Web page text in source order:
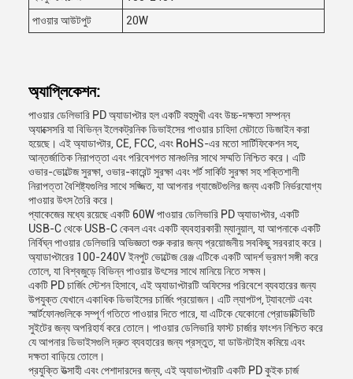
পাওয়ার আউটপুট
20W
অ্যাপ্লিকেশন:
পাওয়ার ডেলিভারি PD অ্যাডাপ্টার হল একটি বহুমুখী এবং উচ্চ-দক্ষতা সম্পন্ন
অ্যাক্সেসরি যা বিভিন্ন ইলেকট্রনিক ডিভাইসের পাওয়ার চাহিদা মেটাতে ডিজাইন করা
হয়েছে। এই অ্যাডাপ্টার, CE, FCC, এবং RoHS-এর মতো সার্টিফিকেশন সহ,
আন্তর্জাতিক নিরাপত্তা এবং পরিবেশগত মানগুলির সাথে সম্মতি নিশ্চিত করে। এটি
ওভার-ভোল্টেজ সুরক্ষা, ওভার-কারেন্ট সুরক্ষা এবং শর্ট সার্কিট সুরক্ষা সহ শক্তিশালী
নিরাপত্তা বৈশিষ্ট্যগুলির সাথে সজ্জিত, যা আপনার গ্যাজেটগুলির জন্য একটি নির্ভরযোগ্য
পাওয়ার উৎস তৈরি করে।
প্যাকেজের মধ্যে রয়েছে একটি 60W পাওয়ার ডেলিভারি PD অ্যাডাপ্টার, একটি
USB-C থেকে USB-C কেবল এবং একটি ব্যবহারকারী ম্যানুয়াল, যা আপনাকে একটি
নির্বিঘ্ন পাওয়ার ডেলিভারি অভিজ্ঞতা শুরু করার জন্য প্রয়োজনীয় সবকিছু সরবরাহ করে।
অ্যাডাপ্টারের 100-240V ইনপুট ভোল্টেজ রেঞ্জ এটিকে একটি আদর্শ ভ্রমণ সঙ্গী করে
তোলে, যা বিশ্বজুড়ে বিভিন্ন পাওয়ার উৎসের সাথে মানিয়ে নিতে সক্ষম।
একটি PD চার্জিং স্টেশন হিসাবে, এই অ্যাডাপ্টারটি অফিসের পরিবেশে ব্যবহারের জন্য
উপযুক্ত যেখানে একাধিক ডিভাইসের চার্জিং প্রয়োজন। এটি ল্যাপটপ, ট্যাবলেট এবং
স্মার্টফোনগুলিকে সম্পূর্ণ গতিতে পাওয়ার দিতে পারে, যা এটিকে যেকোনো প্রোডাক্টিভিটি
সুইটের জন্য অপরিহার্য করে তোলে। পাওয়ার ডেলিভারি ফাস্ট চার্জার ফাংশন নিশ্চিত করে
যে আপনার ডিভাইসগুলি দ্রুত ব্যবহারের জন্য প্রস্তুত, যা ডাউনটাইম কমিয়ে এবং
দক্ষতা বাড়িয়ে তোলে।
প্রযুক্তি উত্সাহী এবং পেশাদারদের জন্য, এই অ্যাডাপ্টারটি একটি PD কুইক চার্জ